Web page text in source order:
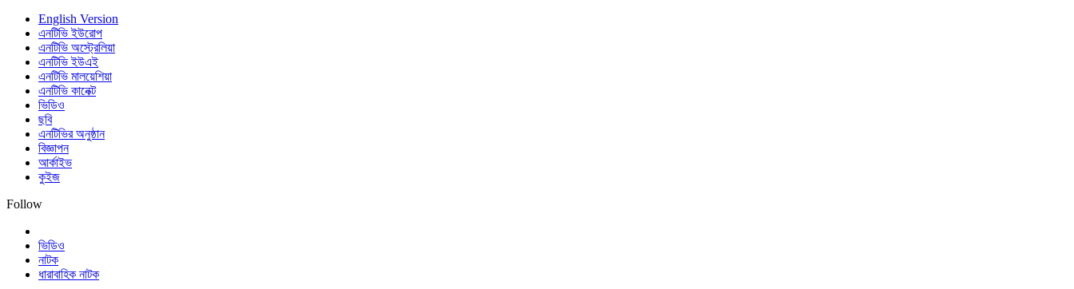
English Version
এনটিভি ইউরোপ
এনটিভি অস্ট্রেলিয়া
এনটিভি ইউএই
এনটিভি মালয়েশিয়া
এনটিভি কানেক্ট
ভিডিও
ছবি
এনটিভির অনুষ্ঠান
বিজ্ঞাপন
আর্কাইভ
কুইজ
Follow
ভিডিও
নাটক
ধারাবাহিক নাটক